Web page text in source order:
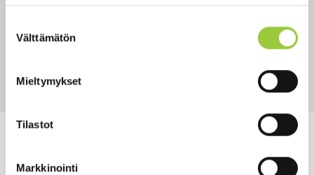
valinta
Välttämätön
Mieltymykset
Tilastot
Markkinointi
Padletiin).